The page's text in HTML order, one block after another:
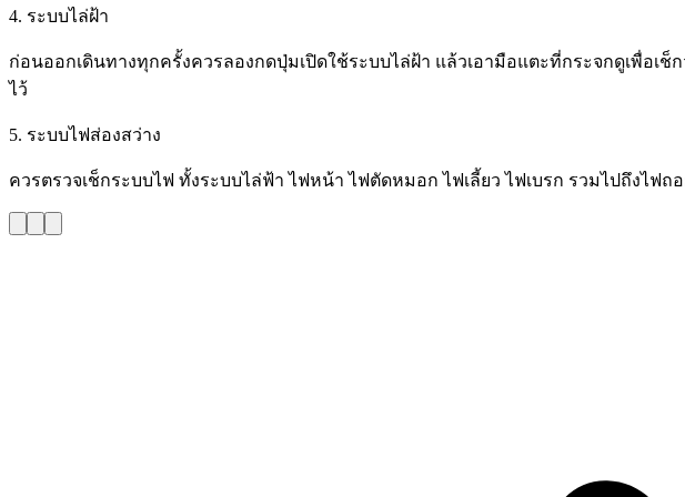
4. ระบบไล่ฝ้า
ก่อนออกเดินทางทุกครั้งควรลองกดปุ่มเปิดใช้ระบบไล่ฝ้า แล้วเอามือแตะที่กระจกดูเพื่อเ
ไว้
5. ระบบไฟส่องสว่าง
ควรตรวจเช็กระบบไฟ ทั้งระบบไล่ฟ้า ไฟหน้า ไฟตัดหมอก ไฟเลี้ยว ไฟเบรก รวมไปถึงไ